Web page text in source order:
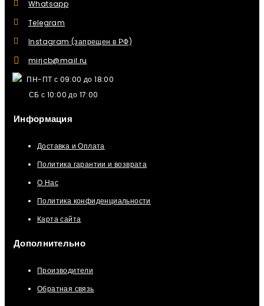
Whatsapp
Telegram
Instagram (запрещен в РФ)
mirjcb@mail.ru
ПН-ПТ с 09:00 до 18:00
СБ с 10:00 до 17:00
Информация
Доставка и Оплата
Политика гарантии и возврата
О Нас
Политика конфиденциальности
Карта сайта
Дополнительно
Производители
Обратная связь